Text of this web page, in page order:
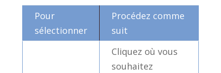
Pour
sélectionner
Procédez comme
suit
Cliquez où vous
souhaitez